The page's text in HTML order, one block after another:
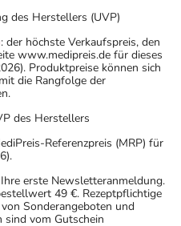
des Herstellers (UVP)
: der höchste Verkaufspreis, den
www.medipreis.de für dieses
Produktpreise können sich
die Rangfolge der
des Herstellers
Referenzpreis (MRP) für
erste Newsletteranmeldung.
49 €. Rezeptpflichtige
Sonderangeboten und
sind vom Gutschein